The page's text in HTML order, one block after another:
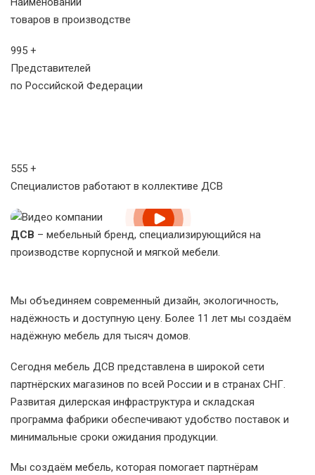
товаров в производстве
995 +
Представителей
по Российской Федерации
555 +
Cпециалистов работают в коллективе ДСВ
ДСВ – мебельный бренд, специализирующийся на
производстве корпусной и мягкой мебели.
Мы объединяем современный дизайн, экологичность,
надёжность и доступную цену. Более 11 лет мы создаём
надёжную мебель для тысяч домов.
Сегодня мебель ДСВ представлена в широкой сети
партнёрских магазинов по всей России и в странах СНГ.
Развитая дилерская инфраструктура и складская
программа фабрики обеспечивают удобство поставок и
минимальные сроки ожидания продукции.
Мы создаём мебель, которая помогает партнёрам